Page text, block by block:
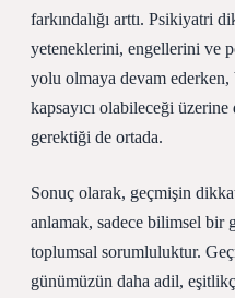
farkındalığı arttı. Psikiyatri
yeteneklerini, engellerini ve
yolu olmaya devam ederken,
kapsayıcı olabileceği üzerine
gerektiği de ortada.
Sonuç olarak, geçmişin
anlamak, sadece bilimsel bir
toplumsal sorumluluktur.
günümüzün daha adil,